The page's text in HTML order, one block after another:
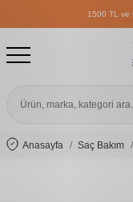
1500 TL ve
1500 TL ve
1500 TL ve
Anasayfa Saç Bakım